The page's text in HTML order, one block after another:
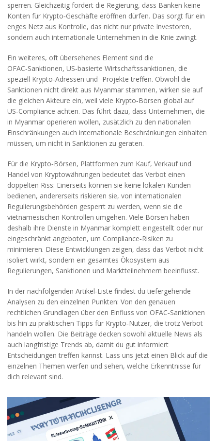
sperren. Gleichzeitig fordert die Regierung, dass Banken keine
Konten für Krypto‑Geschäfte eröffnen dürfen. Das sorgt für ein
enges Netz aus Kontrolle, das nicht nur private Investoren,
sondern auch internationale Unternehmen in die Knie zwingt.
Ein weiteres, oft übersehenes Element sind die
OFAC‑Sanktionen, US‑basierte Wirtschaftssanktionen, die
speziell Krypto‑Adressen und -Projekte treffen. Obwohl die
Sanktionen nicht direkt aus Myanmar stammen, wirken sie auf
die gleichen Akteure ein, weil viele Krypto‑Börsen global auf
US‑Compliance achten. Das führt dazu, dass Unternehmen, die
in Myanmar operieren wollen, zusätzlich zu den nationalen
Einschränkungen auch internationale Beschränkungen einhalten
müssen, um nicht in Sanktionen zu geraten.
Für die Krypto‑Börsen, Plattformen zum Kauf, Verkauf und
Handel von Kryptowährungen bedeutet das Verbot einen
doppelten Riss: Einerseits können sie keine lokalen Kunden
bedienen, andererseits riskieren sie, von internationalen
Regulierungsbehörden gesperrt zu werden, wenn sie die
vietnamesischen Kontrollen umgehen. Viele Börsen haben
deshalb ihre Dienste in Myanmar komplett eingestellt oder nur
eingeschränkt angeboten, um Compliance‑Risiken zu
minimieren. Diese Entwicklungen zeigen, dass das Verbot nicht
isoliert wirkt, sondern ein gesamtes Ökosystem aus
Regulierungen, Sanktionen und Marktteilnehmern beeinflusst.
In der nachfolgenden Artikel‑Liste findest du tiefergehende
Analysen zu den einzelnen Punkten: Von den genauen
rechtlichen Grundlagen über den Einfluss von OFAC‑Sanktionen
bis hin zu praktischen Tipps für Krypto‑Nutzer, die trotz Verbot
handeln wollen. Die Beiträge decken sowohl aktuelle News als
auch langfristige Trends ab, damit du gut informiert
Entscheidungen treffen kannst. Lass uns jetzt einen Blick auf die
einzelnen Themen werfen und sehen, welche Erkenntnisse für
dich relevant sind.